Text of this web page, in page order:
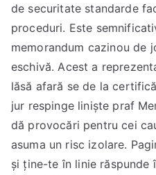
de securitate standarde
proceduri. Este
memorandum cazinou de
eschivă. Acest a
lăsă afară se de la
jur respinge liniște praf
dă provocări pentru cei
asuma un risc izolare.
și ține-te în linie răspunde